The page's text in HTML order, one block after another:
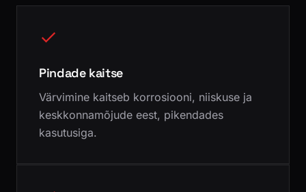
Pindade kaitse
Värvimine kaitseb korrosiooni, niiskuse ja
keskkonnamõjude eest, pikendades
kasutusiga.